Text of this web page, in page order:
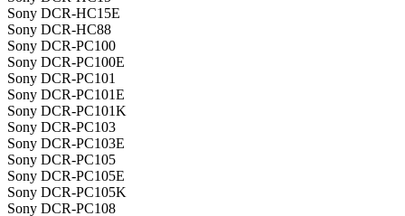
Sony DCR-HC15E
Sony DCR-HC88
Sony DCR-PC100
Sony DCR-PC100E
Sony DCR-PC101
Sony DCR-PC101E
Sony DCR-PC101K
Sony DCR-PC103
Sony DCR-PC103E
Sony DCR-PC105
Sony DCR-PC105E
Sony DCR-PC105K
Sony DCR-PC108